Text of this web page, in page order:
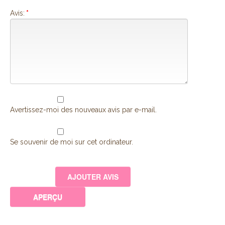
Avis: *
Avertissez-moi des nouveaux avis par e-mail.
Se souvenir de moi sur cet ordinateur.